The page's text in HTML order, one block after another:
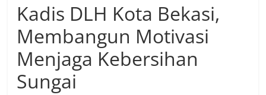
Kadis DLH Kota Bekasi,
Membangun Motivasi
Menjaga Kebersihan
Sungai